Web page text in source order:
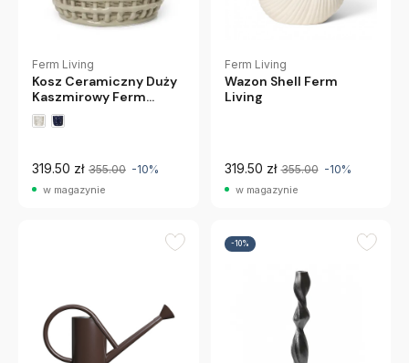
Ferm Living
Kosz Ceramiczny Duży
Kaszmirowy Ferm
Living
319.50 zł 355.00 -10%
w magazynie
Ferm Living
Wazon Shell Ferm
Living
319.50 zł 355.00 -10%
w magazynie
-10%